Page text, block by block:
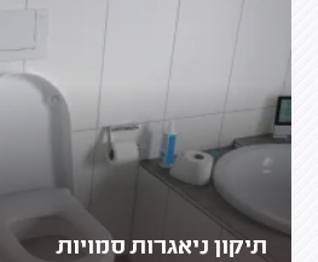
תיקון ניאגרות סמויות